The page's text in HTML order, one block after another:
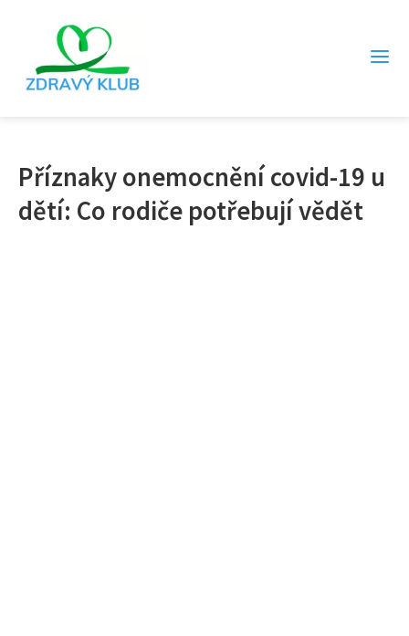
Příznaky onemocnění covid-19 u
dětí: Co rodiče potřebují vědět